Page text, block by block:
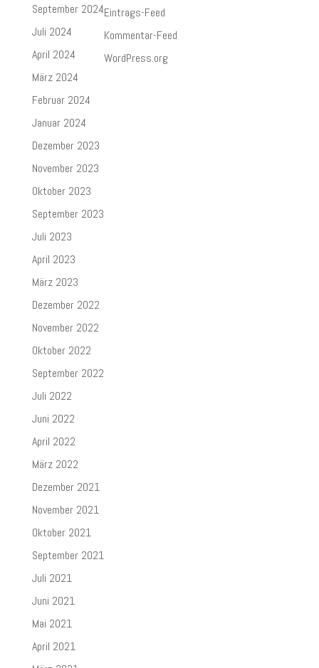
September 2024
Juli 2024
April 2024
März 2024
Februar 2024
Januar 2024
Dezember 2023
November 2023
Oktober 2023
September 2023
Juli 2023
April 2023
März 2023
Dezember 2022
November 2022
Oktober 2022
September 2022
Juli 2022
Juni 2022
April 2022
März 2022
Dezember 2021
November 2021
Oktober 2021
September 2021
Juli 2021
Juni 2021
Mai 2021
April 2021
Eintrags-Feed
Kommentar-Feed
WordPress.org